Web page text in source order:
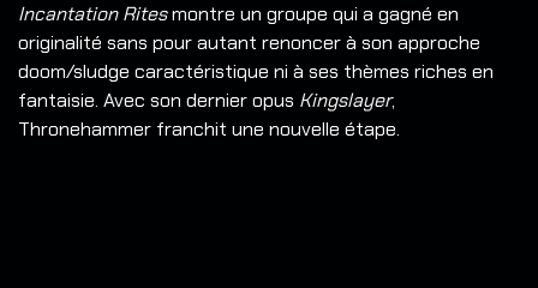
Incantation Ritesmontre un groupe qui a gagné en
originalité sans pour autant renoncer à son approche
doom/sludge caractéristique ni à ses thèmes riches en
fantaisie. Avec son dernier opus Kingslayer,
Thronehammer franchit une nouvelle étape.